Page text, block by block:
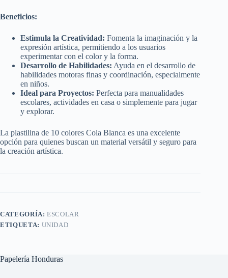
Beneficios:
Estimula la Creatividad: Fomenta la imaginación y la
expresión artística, permitiendo a los usuarios
experimentar con el color y la forma.
Desarrollo de Habilidades: Ayuda en el desarrollo de
habilidades motoras finas y coordinación, especialmente
en niños.
Ideal para Proyectos: Perfecta para manualidades
escolares, actividades en casa o simplemente para jugar
y explorar.
La plastilina de 10 colores Cola Blanca es una excelente
opción para quienes buscan un material versátil y seguro para
la creación artística.
CATEGORÍA:ESCOLAR
ETIQUETA: UNIDAD
Papelería Honduras